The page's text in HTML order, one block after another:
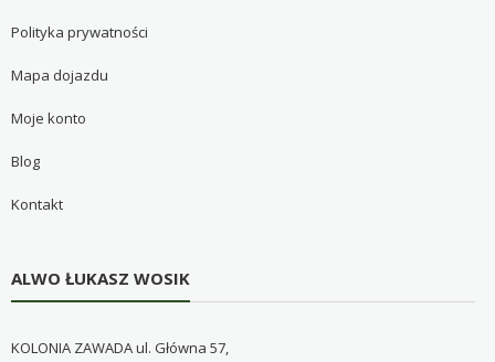
Polityka prywatności
Mapa dojazdu
Moje konto
Blog
Kontakt
ALWO ŁUKASZ WOSIK
KOLONIA ZAWADA ul. Główna 57,